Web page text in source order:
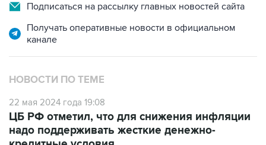
Подписаться на рассылку главных новостей сайта
Получать оперативные новости в официальном
канале
НОВОСТИ ПО ТЕМЕ
22 мая 2024 года 19:08
ЦБ РФ отметил, что для снижения инфляции
надо поддерживать жесткие денежно-